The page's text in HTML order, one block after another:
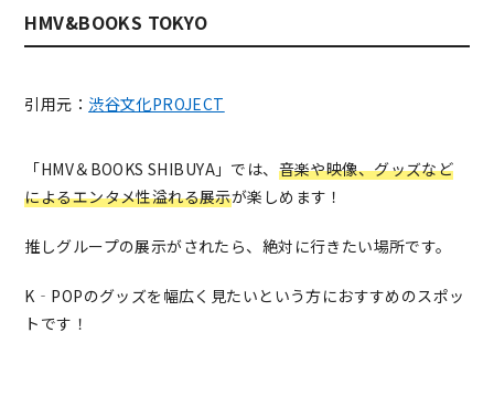
HMV&BOOKS TOKYO
引用元： 渋谷文化PROJECT
「HMV＆BOOKS SHIBUYA」では、 音楽や映像、グッズなど
によるエンタメ性溢れる展示が楽しめます！
推しグループの展示がされたら、絶対に行きたい場所です。
K‐POPのグッズを幅広く見たいという方におすすめのスポッ
トです！